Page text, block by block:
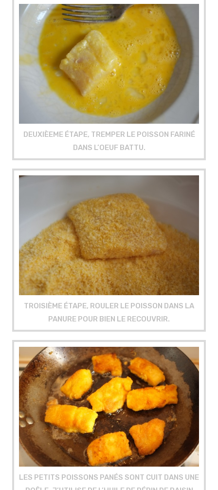
DEUXIÈEME ÉTAPE, TREMPER LE POISSON FARINÉ
DANS L’OEUF BATTU.
TROISIÈME ÉTAPE, ROULER LE POISSON DANS LA
PANURE POUR BIEN LE RECOUVRIR.
LES PETITS POISSONS PANÉS SONT CUIT DANS UNE